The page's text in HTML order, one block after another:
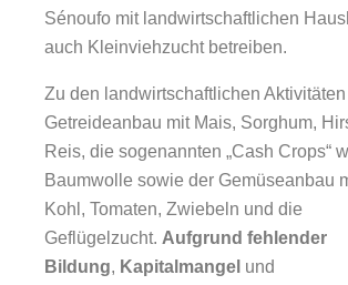
Sénoufo mit landwirtschaftlichen
auch Kleinviehzucht betreiben.
Zu den landwirtschaftlichen
Getreideanbau mit Mais, Sorghum,
Reis, die sogenannten „Cash Crops“
Baumwolle sowie der Gemüseanbau
Kohl, Tomaten, Zwiebeln und die
Geflügelzucht. Aufgrund fehlender
Bildung, Kapitalmangel und